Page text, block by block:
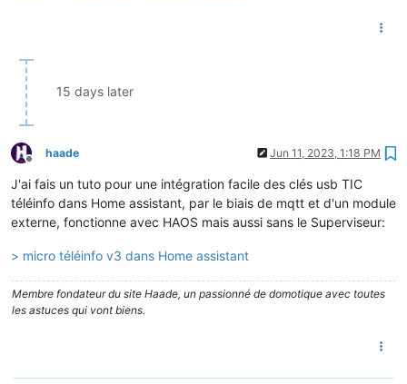
15 days later
Offline
haade Jun 11, 2023, 1:18 PM
J'ai fais un tuto pour une intégration facile des clés usb TIC
téléinfo dans Home assistant, par le biais de mqtt et d'un module
externe, fonctionne avec HAOS mais aussi sans le Superviseur:
> micro téléinfo v3 dans Home assistant
Membre fondateur du site Haade, un passionné de domotique avec toutes
les astuces qui vont biens.